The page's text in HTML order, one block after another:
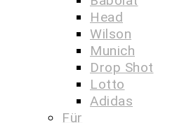
Head
Wilson
Munich
Drop Shot
Lotto
Adidas
Für